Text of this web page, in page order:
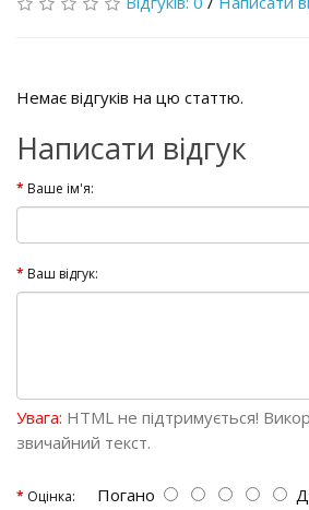
Немає відгуків на цю статтю.
Написати відгук
Ваше ім'я:
Ваш відгук:
Увага: HTML не підтримується!
звичайний текст.
Оцінка: Погано